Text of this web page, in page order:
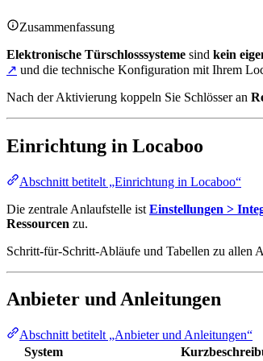
Zusammenfassung
Elektronische Türschlosssysteme sind kein
↗ und die technische Konfiguration mit Ihrem
Nach der Aktivierung koppeln Sie Schlösser an
Einrichtung in Locaboo
Abschnitt betitelt „Einrichtung in Locaboo“
Die zentrale Anlaufstelle ist Einstellungen >
Ressourcen zu.
Schritt-für-Schritt-Abläufe und Tabellen zu allen
Anbieter und Anleitungen
Abschnitt betitelt „Anbieter und Anleitungen“
System